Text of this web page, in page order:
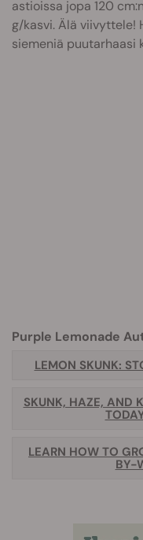
astioissa jopa 120
g/kasvi. Älä viivyttele!
siemeniä puutarhaasi
Purple Lemonade
LEMON SKUNK:
SKUNK, HAZE, AND
LEARN HOW TO
BY-